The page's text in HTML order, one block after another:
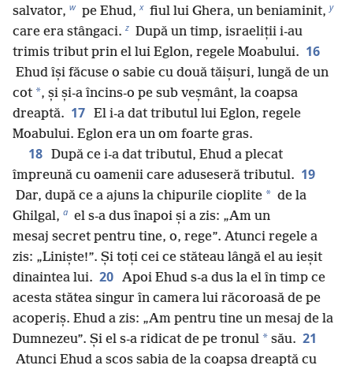
salvator, w pe Ehud, x fiul lui Ghera, un beniaminit, y
care era stângaci. z După un timp, israeliții i-au
trimis tribut prin el lui Eglon, regele Moabului. 16
Ehud își făcuse o sabie cu două tăișuri, lungă de un
cot *, și și-a încins-o pe sub veșmânt, la coapsa
dreaptă. 17 El i-a dat tributul lui Eglon, regele
Moabului. Eglon era un om foarte gras.
18 După ce i-a dat tributul, Ehud a plecat
împreună cu oamenii care aduseseră tributul. 19
Dar, după ce a ajuns la chipurile cioplite * de la
Ghilgal, a el s-a dus înapoi și a zis: „Am un
mesaj secret pentru tine, o, rege”. Atunci regele a
zis: „Liniște!”. Și toți cei ce stăteau lângă el au ieșit
dinaintea lui. 20 Apoi Ehud s-a dus la el în timp ce
acesta stătea singur în camera lui răcoroasă de pe
acoperiș. Ehud a zis: „Am pentru tine un mesaj de la
Dumnezeu”. Și el s-a ridicat de pe tronul * său. 21
Atunci Ehud a scos sabia de la coapsa dreaptă cu